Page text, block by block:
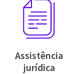
Assistência
jurídica